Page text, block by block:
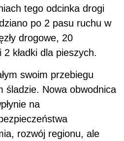
tego odcinka drogi
po 2 pasu ruchu w
drogowe, 20
kładki dla pieszych.
swoim przebiegu
śladzie. Nowa obwodnica
na
rozwój regionu, ale